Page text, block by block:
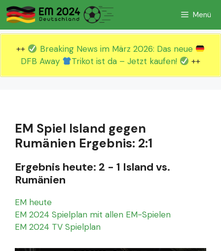
Zum
Inhalt
springen
Menü
++
Breaking News im März 2026: Das neue
DFB Away
Trikot ist da – Jetzt kaufen! ++
EM Spiel Island gegen
Rumänien Ergebnis: 2:1
Ergebnis heute: 2 - 1 Island vs.
Rumänien
EM heute
EM 2024 Spielplan mit allen EM-Spielen
EM 2024 TV Spielplan